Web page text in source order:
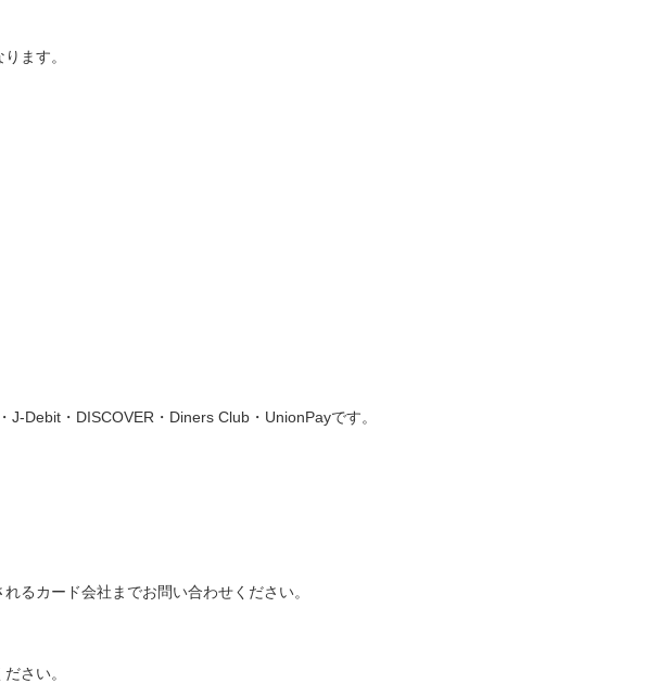
ます。
Debit・DISCOVER・Diners Club・UnionPayです。
るカード会社までお問い合わせください。
さい。